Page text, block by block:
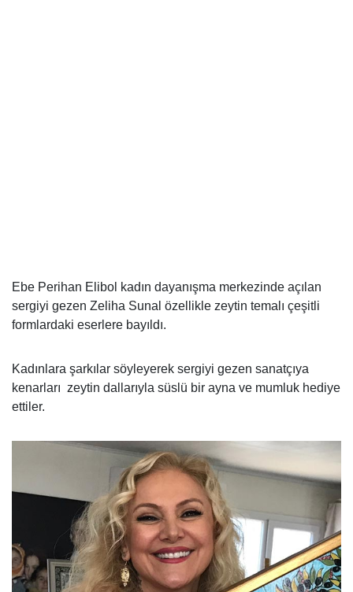
Ebe Perihan Elibol kadın dayanışma merkezinde açılan
sergiyi gezen Zeliha Sunal özellikle zeytin temalı çeşitli
formlardaki eserlere bayıldı.
Kadınlara şarkılar söyleyerek sergiyi gezen sanatçıya
kenarları zeytin dallarıyla süslü bir ayna ve mumluk hediye
ettiler.